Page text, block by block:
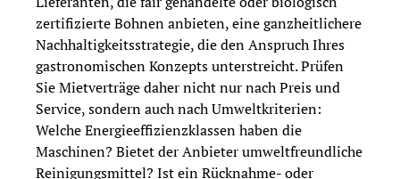
zertifizierte Bohnen anbieten, eine ganzheitlichere
Nachhaltigkeitsstrategie, die den Anspruch Ihres
gastronomischen Konzepts unterstreicht. Prüfen
Sie Mietverträge daher nicht nur nach Preis und
Service, sondern auch nach Umweltkriterien:
Welche Energieeffizienzklassen haben die
Maschinen? Bietet der Anbieter umweltfreundliche
Reinigungsmittel? Ist ein Rücknahme- oder